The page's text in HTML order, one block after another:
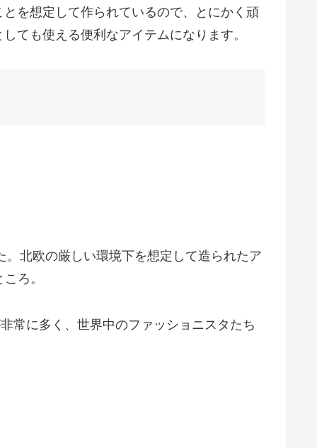
を想定して作られているので、とにかく頑
ても使える便利なアイテムになります。
北欧の厳しい環境下を想定して造られたア
ろ。
常に多く、世界中のファッショニスタたち